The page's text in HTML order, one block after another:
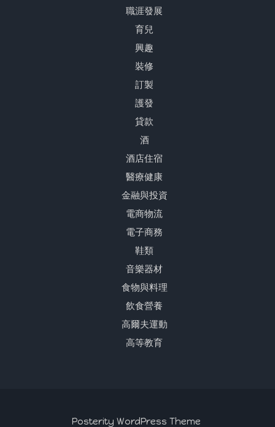
職涯發展
育兒
興趣
裝修
訂製
護發
貸款
酒
酒店住宿
醫療健康
金融與投資
電商物流
電子商務
鞋類
音樂器材
食物與料理
飲食營養
高爾夫運動
高等教育
Posterity WordPress Theme